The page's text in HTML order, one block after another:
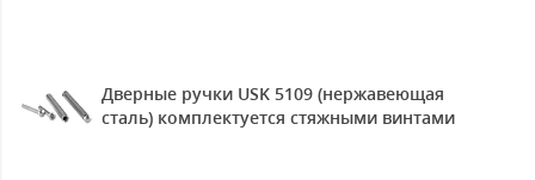
Дверные ручки USK 5109 (нержавеющая
сталь) комплектуется стяжными винтами